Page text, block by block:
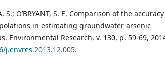
S.; O’BRYANT, S. E. Comparison of the
in estimating groundwater arsenic
Environmental Research, v. 130, p. 59-69,
j.envres.2013.12.005.